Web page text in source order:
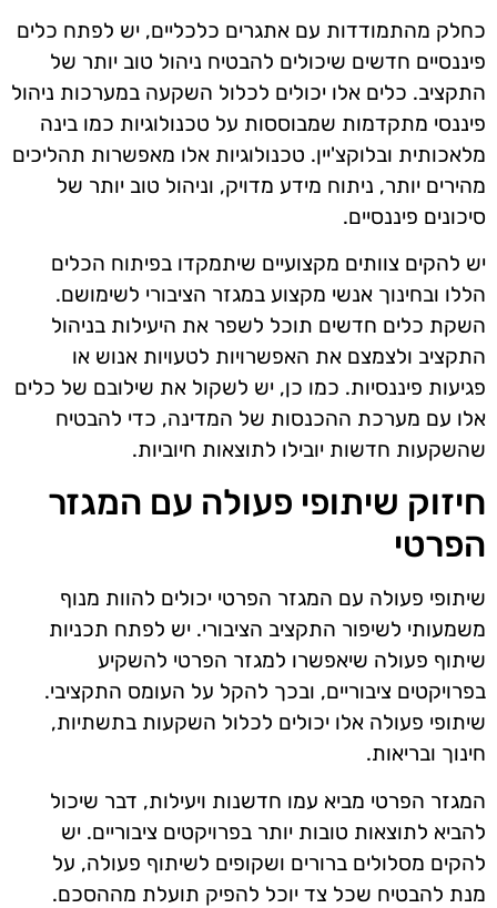
כחלק מהתמודדות עם אתגרים כלכליים, יש לפתח כלים
פיננסיים חדשים שיכולים להבטיח ניהול טוב יותר של
התקציב. כלים אלו יכולים לכלול השקעה במערכות ניהול
פיננסי מתקדמות שמבוססות על טכנולוגיות כמו בינה
מלאכותית ובלוקצ'יין. טכנולוגיות אלו מאפשרות תהליכים
מהירים יותר, ניתוח מידע מדויק, וניהול טוב יותר של
סיכונים פיננסיים.
יש להקים צוותים מקצועיים שיתמקדו בפיתוח הכלים
הללו ובחינוך אנשי מקצוע במגזר הציבורי לשימושם.
השקת כלים חדשים תוכל לשפר את היעילות בניהול
התקציב ולצמצם את האפשרויות לטעויות אנוש או
פגיעות פיננסיות. כמו כן, יש לשקול את שילובם של כלים
אלו עם מערכת ההכנסות של המדינה, כדי להבטיח
שהשקעות חדשות יובילו לתוצאות חיוביות.
חיזוק שיתופי פעולה עם המגזר
הפרטי
שיתופי פעולה עם המגזר הפרטי יכולים להוות מנוף
משמעותי לשיפור התקציב הציבורי. יש לפתח תכניות
שיתוף פעולה שיאפשרו למגזר הפרטי להשקיע
בפרויקטים ציבוריים, ובכך להקל על העומס התקציבי.
שיתופי פעולה אלו יכולים לכלול השקעות בתשתיות,
חינוך ובריאות.
המגזר הפרטי מביא עמו חדשנות ויעילות, דבר שיכול
להביא לתוצאות טובות יותר בפרויקטים ציבוריים. יש
להקים מסלולים ברורים ושקופים לשיתוף פעולה, על
מנת להבטיח שכל צד יוכל להפיק תועלת מההסכם.